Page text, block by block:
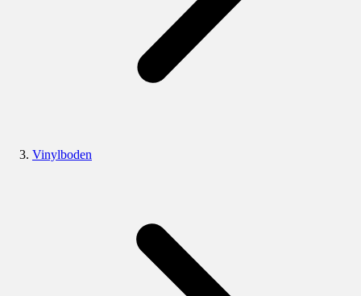
Vinylboden